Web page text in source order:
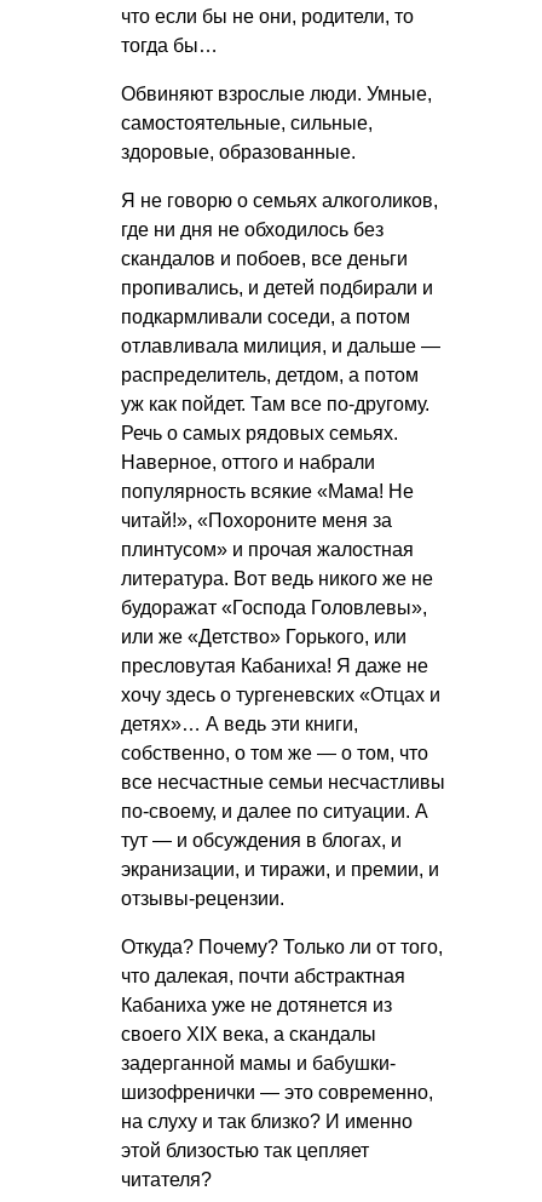
что если бы не они, родители, то
тогда бы…
Обвиняют взрослые люди. Умные,
самостоятельные, сильные,
здоровые, образованные.
Я не говорю о семьях алкоголиков,
где ни дня не обходилось без
скандалов и побоев, все деньги
пропивались, и детей подбирали и
подкармливали соседи, а потом
отлавливала милиция, и дальше —
распределитель, детдом, а потом
уж как пойдет. Там все по-другому.
Речь о самых рядовых семьях.
Наверное, оттого и набрали
популярность всякие «Мама! Не
читай!», «Похороните меня за
плинтусом» и прочая жалостная
литература. Вот ведь никого же не
будоражат «Господа Головлевы»,
или же «Детство» Горького, или
пресловутая Кабаниха! Я даже не
хочу здесь о тургеневских «Отцах и
детях»… А ведь эти книги,
собственно, о том же — о том, что
все несчастные семьи несчастливы
по-своему, и далее по ситуации. А
тут — и обсуждения в блогах, и
экранизации, и тиражи, и премии, и
отзывы-рецензии.
Откуда? Почему? Только ли от того,
что далекая, почти абстрактная
Кабаниха уже не дотянется из
своего ХIХ века, а скандалы
задерганной мамы и бабушки-
шизофренички — это современно,
на слуху и так близко? И именно
этой близостью так цепляет
читателя?